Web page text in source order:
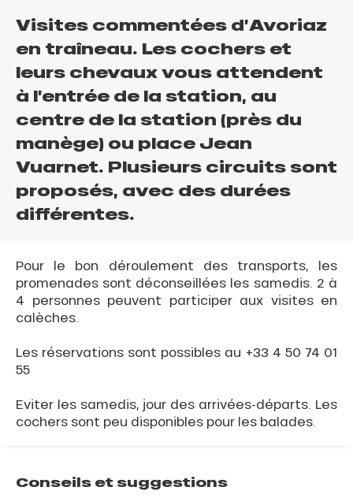
Visites commentées d’Avoriaz
en traîneau. Les cochers et
leurs chevaux vous attendent
à l’entrée de la station, au
centre de la station (près du
manège) ou place Jean
Vuarnet. Plusieurs circuits sont
proposés, avec des durées
différentes.
Pour le bon déroulement des transports, les
promenades sont déconseillées les samedis. 2 à
4 personnes peuvent participer aux visites en
calèches.
Les réservations sont possibles au +33 4 50 74 01
55
Eviter les samedis, jour des arrivées-départs. Les
cochers sont peu disponibles pour les balades.
Conseils et suggestions